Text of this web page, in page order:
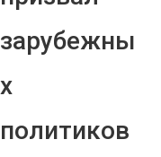
зарубежны
х
политиков